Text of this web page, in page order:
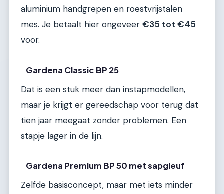
aluminium handgrepen en roestvrijstalen
mes. Je betaalt hier ongeveer €35 tot €45
voor.
Gardena Classic BP 25
Dat is een stuk meer dan instapmodellen,
maar je krijgt er gereedschap voor terug dat
tien jaar meegaat zonder problemen. Een
stapje lager in de lijn.
Gardena Premium BP 50 met sapgleuf
Zelfde basisconcept, maar met iets minder